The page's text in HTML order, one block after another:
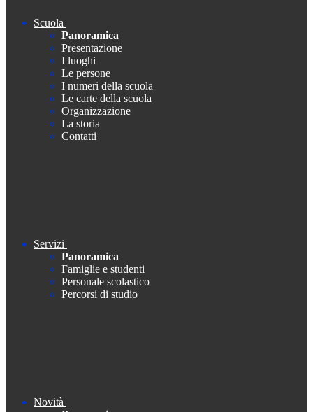
Scuola
Panoramica
Presentazione
I luoghi
Le persone
I numeri della scuola
Le carte della scuola
Organizzazione
La storia
Contatti
Servizi
Panoramica
Famiglie e studenti
Personale scolastico
Percorsi di studio
Novità